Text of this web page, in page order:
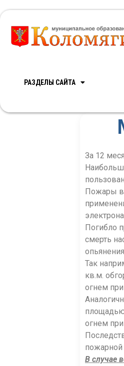
РАЗДЕЛЫ САЙТА
За 12
Пожары в
Погибло
смерть
Так
кв.м.
огнем
площадью
огнем
пожарной
В случае